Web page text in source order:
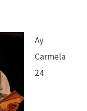
Ay
Carmela
24